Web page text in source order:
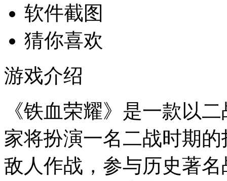
软件截图
猜你喜欢
游戏介绍
《铁血荣耀》是一款以
家将扮演一名二战时期
敌人作战，参与历史著